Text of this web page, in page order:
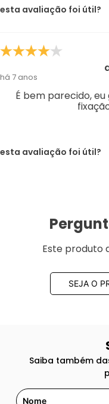
esta avaliação foi útil?
há 7 anos
É bem parecido,
esta avaliação foi útil?
Este produto
SEJA O
Saiba também